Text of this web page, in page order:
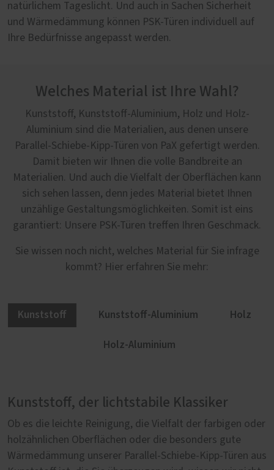
natürlichem Tageslicht. Und auch in Sachen Sicherheit
und Wärmedämmung können PSK-Türen individuell auf
Ihre Bedürfnisse angepasst werden.
Welches Material ist Ihre Wahl?
Kunststoff, Kunststoff-Aluminium, Holz und Holz-
Aluminium sind die Materialien, aus denen unsere
Parallel-Schiebe-Kipp-Türen von PaX gefertigt werden.
Damit bieten wir Ihnen die volle Bandbreite an
Materialien. Und auch die Vielfalt der Oberflächen kann
sich sehen lassen, denn jedes Material bietet Ihnen
unzählige Gestaltungsmöglichkeiten. Somit ist eins
garantiert: Unsere PSK-Türen treffen Ihren Geschmack.
Sie wissen noch nicht, welches Material für Sie infrage
kommt? Hier erfahren Sie mehr:
Kunststoff Kunststoff-Aluminium
Holz
Holz-Aluminium
Kunststoff, der lichtstabile Klassiker
Ob es die leichte Reinigung, die Vielfalt der farbigen oder
holzähnlichen Oberflächen oder die besonders gute
Wärmedämmung unserer Parallel-Schiebe-Kipp-Türen aus
Mehr Gestaltungsfreiheit mit Kunststoff-
Aluminium
Wie lässt sich sicherstellen, dass Parallel-Schiebe-Kipp-
Türen aus Kunststoff besonders lange halten? Unser
Natürlich Holz
Parallel-Schiebe-Kipp-Türen aus Holz sind in jeder
Hinsicht etwas Besonderes. Es beginnt mit Ihrer
Entscheidung für eine unserer fünf Holzsorten: Kiefer,
Holz-Aluminium: Außen robust, innen
behaglich
Um etwas Gutes noch besser zu machen, braucht es
manchmal nicht viel. Wie bei unseren Parallel-Schiebe-